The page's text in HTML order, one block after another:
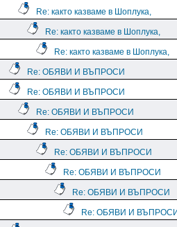
Re: както казваме в Шоплука,
Re: както казваме в Шоплука,
Re: както казваме в Шоплука,
Re: ОБЯВИ И ВЪПРОСИ
Re: ОБЯВИ И ВЪПРОСИ
Re: ОБЯВИ И ВЪПРОСИ
Re: ОБЯВИ И ВЪПРОСИ
Re: ОБЯВИ И ВЪПРОСИ
Re: ОБЯВИ И ВЪПРОСИ
Re: ОБЯВИ И ВЪПРОСИ
Re: ОБЯВИ И